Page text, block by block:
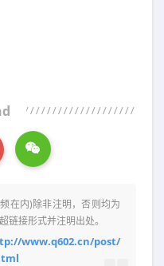
在内)除非注明，否则均为
链接形式并注明出处。
www.q602.cn/post/